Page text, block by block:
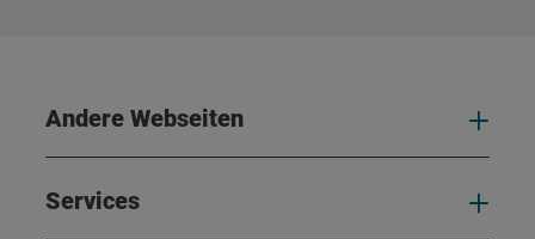
Andere Webseiten
Services